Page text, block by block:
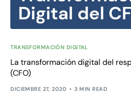
TRANSFORMACIÓN DIGITAL
La transformación digital del
(CFO)
DICIEMBRE 27, 2020 3 MIN READ